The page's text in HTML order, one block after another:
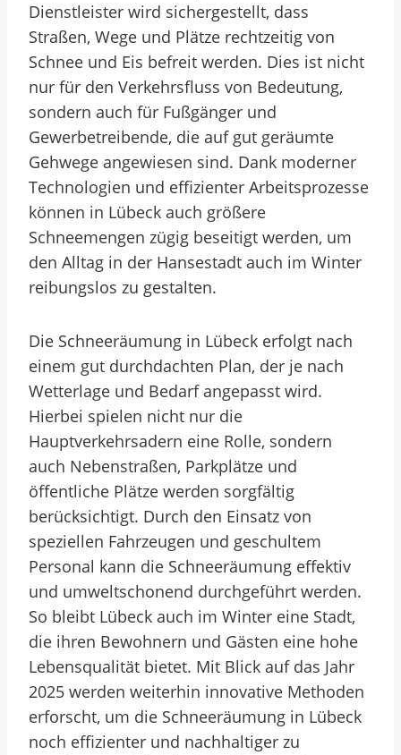
Dienstleister wird sichergestellt, dass
Straßen, Wege und Plätze rechtzeitig von
Schnee und Eis befreit werden. Dies ist nicht
nur für den Verkehrsfluss von Bedeutung,
sondern auch für Fußgänger und
Gewerbetreibende, die auf gut geräumte
Gehwege angewiesen sind. Dank moderner
Technologien und effizienter Arbeitsprozesse
können in Lübeck auch größere
Schneemengen zügig beseitigt werden, um
den Alltag in der Hansestadt auch im Winter
reibungslos zu gestalten.
Die Schneeräumung in Lübeck erfolgt nach
einem gut durchdachten Plan, der je nach
Wetterlage und Bedarf angepasst wird.
Hierbei spielen nicht nur die
Hauptverkehrsadern eine Rolle, sondern
auch Nebenstraßen, Parkplätze und
öffentliche Plätze werden sorgfältig
berücksichtigt. Durch den Einsatz von
speziellen Fahrzeugen und geschultem
Personal kann die Schneeräumung effektiv
und umweltschonend durchgeführt werden.
So bleibt Lübeck auch im Winter eine Stadt,
die ihren Bewohnern und Gästen eine hohe
Lebensqualität bietet. Mit Blick auf das Jahr
2025 werden weiterhin innovative Methoden
erforscht, um die Schneeräumung in Lübeck
noch effizienter und nachhaltiger zu